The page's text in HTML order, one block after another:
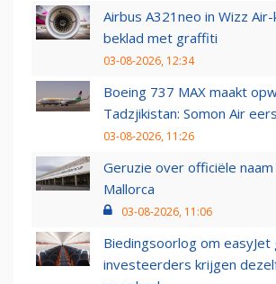
Airbus A321neo in Wizz
beklad met graffiti
03-08-2026, 12:34
Boeing 737 MAX maakt
Tadzjikistan: Somon Air
03-08-2026, 11:26
Geruzie over officiële
Mallorca
03-08-2026, 11:06
Biedingsoorlog om
investeerders krijgen